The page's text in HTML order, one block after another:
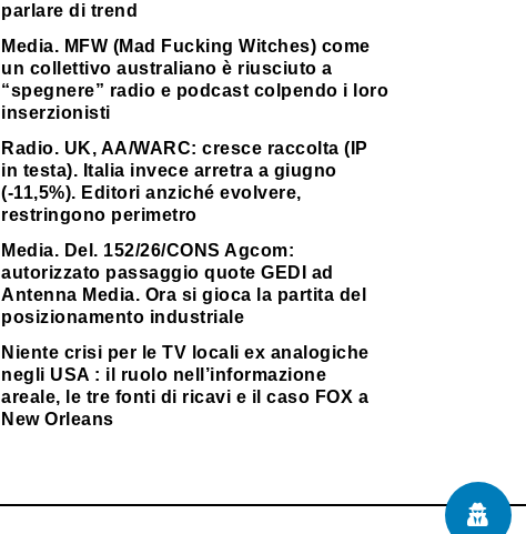
parlare di trend
Media. MFW (Mad Fucking Witches) come
un collettivo australiano è riusciuto a
“spegnere” radio e podcast colpendo i loro
inserzionisti
Radio. UK, AA/WARC: cresce raccolta (IP
in testa). Italia invece arretra a giugno
(-11,5%). Editori anziché evolvere,
restringono perimetro
Media. Del. 152/26/CONS Agcom:
autorizzato passaggio quote GEDI ad
Antenna Media. Ora si gioca la partita del
posizionamento industriale
Niente crisi per le TV locali ex analogiche
negli USA : il ruolo nell’informazione
areale, le tre fonti di ricavi e il caso FOX a
New Orleans